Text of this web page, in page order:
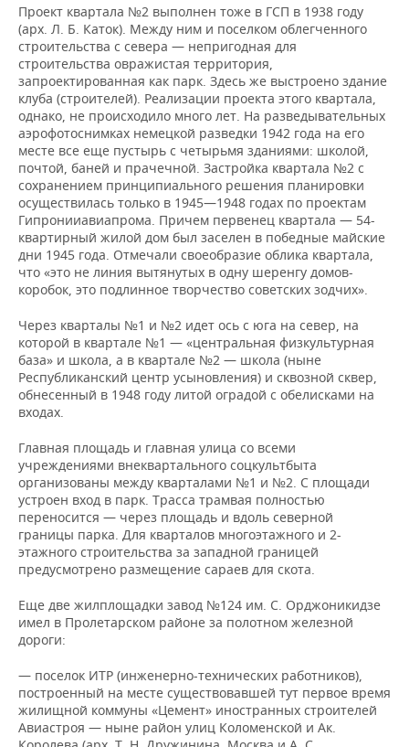
Проект квартала №2 выполнен тоже в ГСП в 1938 году
(арх. Л. Б. Каток). Между ним и поселком облегченного
строительства с севера — непригодная для
строительства овражистая территория,
запроектированная как парк. Здесь же выстроено здание
клуба (строителей). Реализации проекта этого квартала,
однако, не происходило много лет. На разведывательных
аэрофотоснимках немецкой разведки 1942 года на его
месте все еще пустырь с четырьмя зданиями: школой,
почтой, баней и прачечной. Застройка квартала №2 с
сохранением принципиального решения планировки
осуществилась только в 1945—1948 годах по проектам
Гипронииавиапрома. Причем первенец квартала — 54-
квартирный жилой дом был заселен в победные майские
дни 1945 года. Отмечали своеобразие облика квартала,
что «это не линия вытянутых в одну шеренгу домов-
коробок, это подлинное творчество советских зодчих».
Через кварталы №1 и №2 идет ось с юга на север, на
которой в квартале №1 — «центральная физкультурная
база» и школа, а в квартале №2 — школа (ныне
Республиканский центр усыновления) и сквозной сквер,
обнесенный в 1948 году литой оградой с обелисками на
входах.
Главная площадь и главная улица со всеми
учреждениями внеквартального соцкультбыта
организованы между кварталами №1 и №2. С площади
устроен вход в парк. Трасса трамвая полностью
переносится — через площадь и вдоль северной
границы парка. Для кварталов многоэтажного и 2-
этажного строительства за западной границей
предусмотрено размещение сараев для скота.
Еще две жилплощадки завод №124 им. С. Орджоникидзе
имел в Пролетарском районе за полотном железной
дороги:
— поселок ИТР (инженерно-технических работников),
построенный на месте существовавшей тут первое время
жилищной коммуны «Цемент» иностранных строителей
Авиастроя — ныне район улиц Коломенской и Ак.